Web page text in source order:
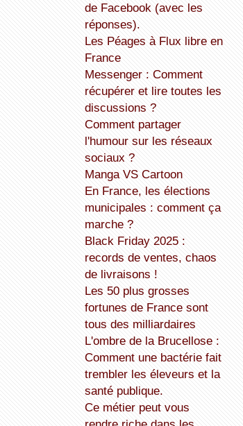
de Facebook (avec les
réponses).
Les Péages à Flux libre en
France
Messenger : Comment
récupérer et lire toutes les
discussions ?
Comment partager
l'humour sur les réseaux
sociaux ?
Manga VS Cartoon
En France, les élections
municipales : comment ça
marche ?
Black Friday 2025 :
records de ventes, chaos
de livraisons !
Les 50 plus grosses
fortunes de France sont
tous des milliardaires
L'ombre de la Brucellose :
Comment une bactérie fait
trembler les éleveurs et la
santé publique.
Ce métier peut vous